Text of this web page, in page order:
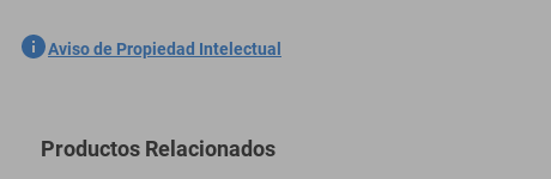
SKU
Modelo
Aviso de Propiedad Intelectual
Productos Relacionados